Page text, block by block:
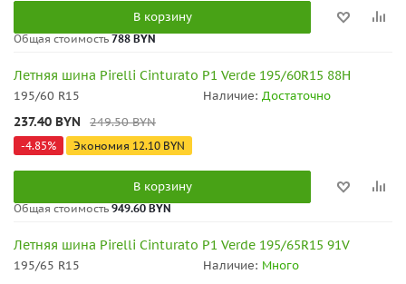
В корзину
Общая стоимость 788 BYN
Летняя шина Pirelli Cinturato P1 Verde 195/60R15 88H
195/60 R15 Наличие: Достаточно
237.40 BYN 249.50BYN
-4.85% Экономия 12.10 BYN
В корзину
Общая стоимость 949.60 BYN
Летняя шина Pirelli Cinturato P1 Verde 195/65R15 91V
195/65 R15 Наличие: Много